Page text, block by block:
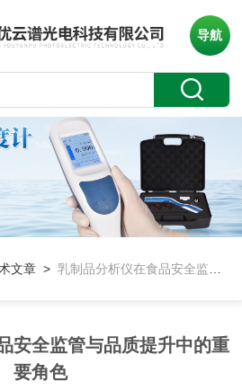
导航
文章 >乳制品分析仪在食品安全监管与品质提升中的重要角色
安全监管与品质提升中的重
要角色